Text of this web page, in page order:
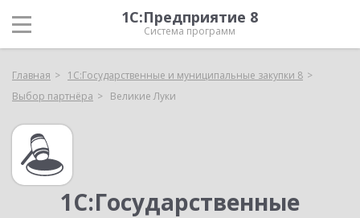
1С:Предприятие 8
Система программ
Главная
1С:Государственные и муниципальные закупки 8
Выбор партнёра
Великие Луки
1С:Государственные